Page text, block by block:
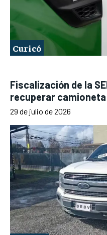
Curicó
Fiscalización de la
recuperar
29 de julio de 2026